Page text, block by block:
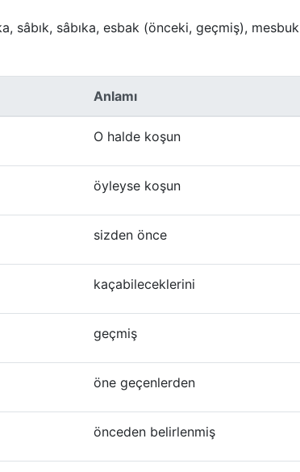
sâbık, sâbıka, esbak (önceki, geçmiş), mesbuk
Anlamı
O halde koşun
öyleyse koşun
sizden önce
kaçabileceklerini
geçmiş
öne geçenlerden
önceden belirlenmiş